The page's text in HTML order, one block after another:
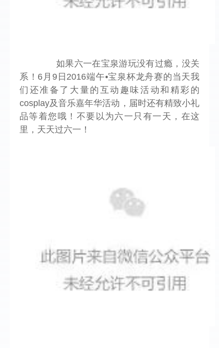
如果六一在宝泉游玩没有过瘾，没关
系！6月9日2016端午•宝泉杯龙舟赛的当天我
们还准备了大量的互动趣味活动和精彩的
cosplay及音乐嘉年华活动，届时还有精致小礼
品等着您哦！不要以为六一只有一天，在这
里，天天过六一！